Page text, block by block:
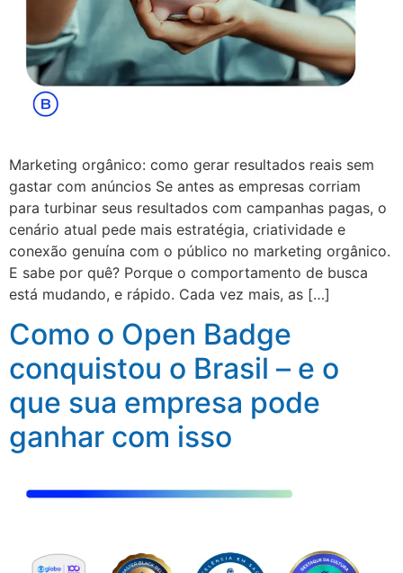
Marketing orgânico: como gerar resultados reais sem
gastar com anúncios Se antes as empresas corriam
para turbinar seus resultados com campanhas pagas, o
cenário atual pede mais estratégia, criatividade e
conexão genuína com o público no marketing orgânico.
E sabe por quê? Porque o comportamento de busca
está mudando, e rápido. Cada vez mais, as […]
Como o Open Badge
conquistou o Brasil – e o
que sua empresa pode
ganhar com isso